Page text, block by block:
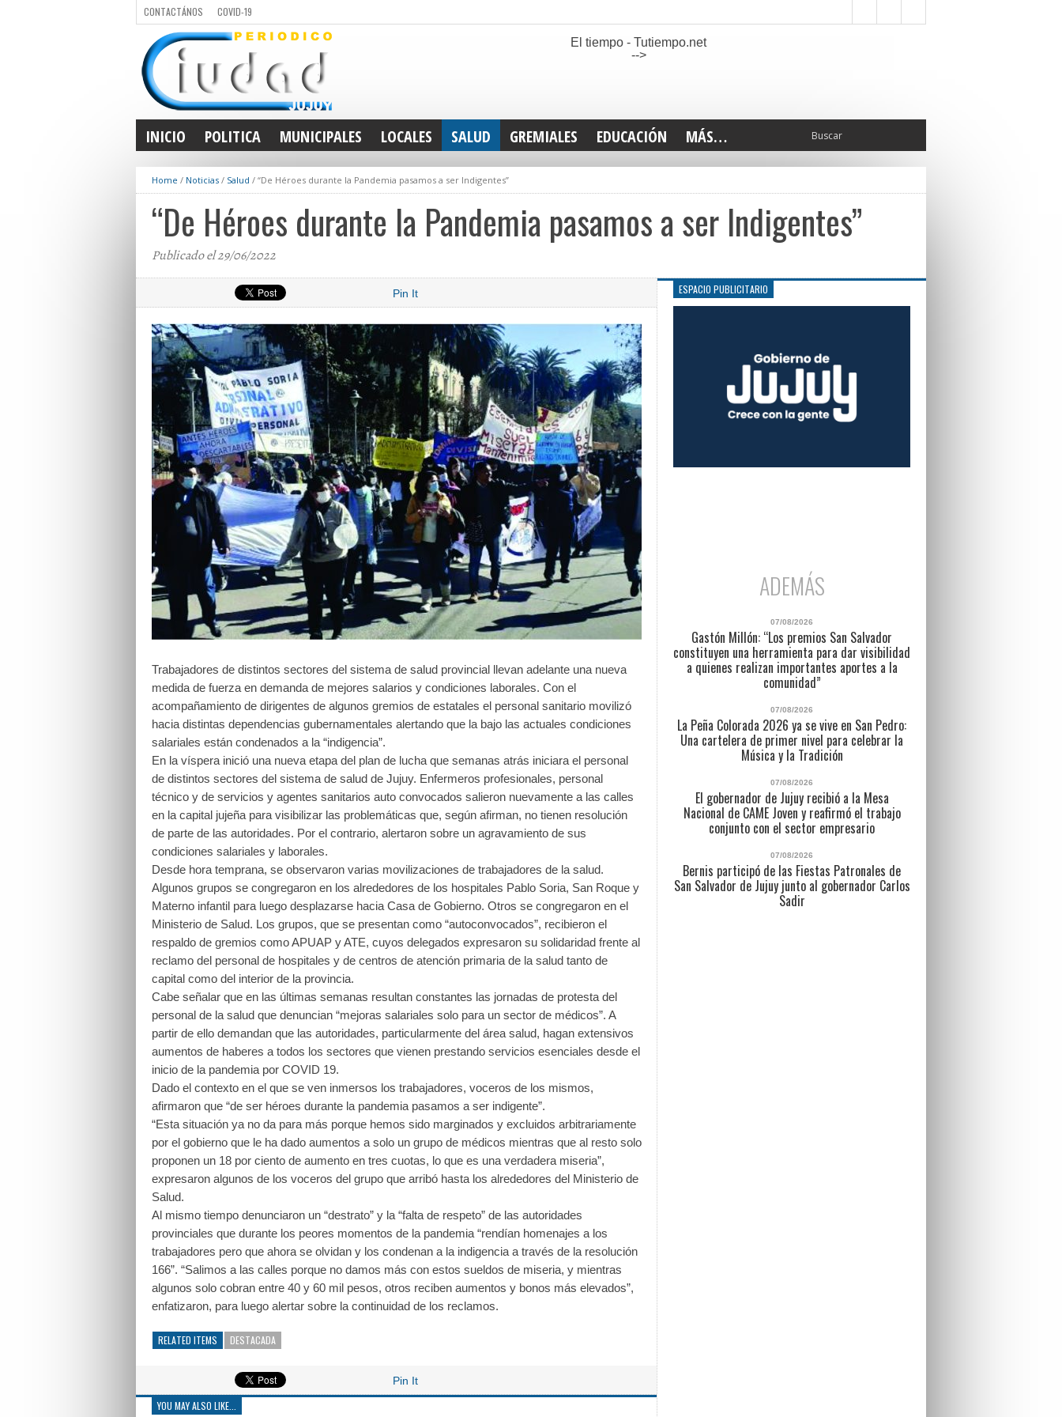
CONTACTÁNOS COVID-19
El tiempo - Tutiempo.net
-->
INICIO POLITICA MUNICIPALES LOCALES SALUD GREMIALES EDUCACIÓN MÁS…
INTERIOR
DEPORTES
ELECCIONES 2025
LEGISLATIVO
CULTURA
GENERAL
Home / Noticias / Salud / “De Héroes durante la Pandemia pasamos a ser Indigentes”
“De Héroes durante la Pandemia pasamos a ser Indigentes”
Publicado el 29/06/2022
Pin It
Trabajadores de distintos sectores del sistema de salud provincial llevan adelante una nueva
medida de fuerza en demanda de mejores salarios y condiciones laborales. Con el
acompañamiento de dirigentes de algunos gremios de estatales el personal sanitario movilizó
hacia distintas dependencias gubernamentales alertando que la bajo las actuales condiciones
salariales están condenados a la “indigencia”.
En la víspera inició una nueva etapa del plan de lucha que semanas atrás iniciara el personal
de distintos sectores del sistema de salud de Jujuy. Enfermeros profesionales, personal
técnico y de servicios y agentes sanitarios auto convocados salieron nuevamente a las calles
en la capital jujeña para visibilizar las problemáticas que, según afirman, no tienen resolución
de parte de las autoridades. Por el contrario, alertaron sobre un agravamiento de sus
condiciones salariales y laborales.
Desde hora temprana, se observaron varias movilizaciones de trabajadores de la salud.
Algunos grupos se congregaron en los alrededores de los hospitales Pablo Soria, San Roque y
Materno infantil para luego desplazarse hacia Casa de Gobierno. Otros se congregaron en el
Ministerio de Salud. Los grupos, que se presentan como “autoconvocados”, recibieron el
respaldo de gremios como APUAP y ATE, cuyos delegados expresaron su solidaridad frente al
reclamo del personal de hospitales y de centros de atención primaria de la salud tanto de
capital como del interior de la provincia.
Cabe señalar que en las últimas semanas resultan constantes las jornadas de protesta del
personal de la salud que denuncian “mejoras salariales solo para un sector de médicos”. A
partir de ello demandan que las autoridades, particularmente del área salud, hagan extensivos
aumentos de haberes a todos los sectores que vienen prestando servicios esenciales desde el
inicio de la pandemia por COVID 19.
Dado el contexto en el que se ven inmersos los trabajadores, voceros de los mismos,
afirmaron que “de ser héroes durante la pandemia pasamos a ser indigente”.
“Esta situación ya no da para más porque hemos sido marginados y excluidos arbitrariamente
por el gobierno que le ha dado aumentos a solo un grupo de médicos mientras que al resto solo
proponen un 18 por ciento de aumento en tres cuotas, lo que es una verdadera miseria”,
expresaron algunos de los voceros del grupo que arribó hasta los alrededores del Ministerio de
Salud.
Al mismo tiempo denunciaron un “destrato” y la “falta de respeto” de las autoridades
provinciales que durante los peores momentos de la pandemia “rendían homenajes a los
trabajadores pero que ahora se olvidan y los condenan a la indigencia a través de la resolución
166”. “Salimos a las calles porque no damos más con estos sueldos de miseria, y mientras
algunos solo cobran entre 40 y 60 mil pesos, otros reciben aumentos y bonos más elevados”,
enfatizaron, para luego alertar sobre la continuidad de los reclamos.
RELATED ITEMS DESTACADA
Pin It
YOU MAY ALSO LIKE...
ESPACIO PUBLICITARIO
ADEMÁS
07/08/2026
Gastón Millón: “Los premios San Salvador
constituyen una herramienta para dar visibilidad
a quienes realizan importantes aportes a la
comunidad”
07/08/2026
La Peña Colorada 2026 ya se vive en San Pedro:
Una cartelera de primer nivel para celebrar la
Música y la Tradición
07/08/2026
El gobernador de Jujuy recibió a la Mesa
Nacional de CAME Joven y reafirmó el trabajo
conjunto con el sector empresario
07/08/2026
Bernis participó de las Fiestas Patronales de
San Salvador de Jujuy junto al gobernador Carlos
Sadir